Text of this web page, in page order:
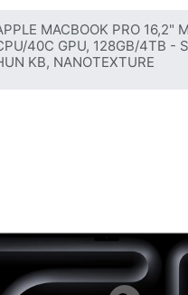
MACBOOK PRO 16,2"
40C GPU, 128GB/4TB -
KB, NANOTEXTURE